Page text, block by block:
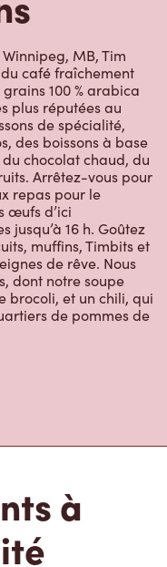
MB, Tim
café fraîchement
100 % arabica
plus réputées au
de spécialité,
des boissons à base
chocolat chaud, du
Arrêtez-vous pour
repas pour le
œufs d’ici
16 h. Goûtez
muffins, Timbits et
de rêve. Nous
dont notre soupe
et un chili, qui
de pommes de